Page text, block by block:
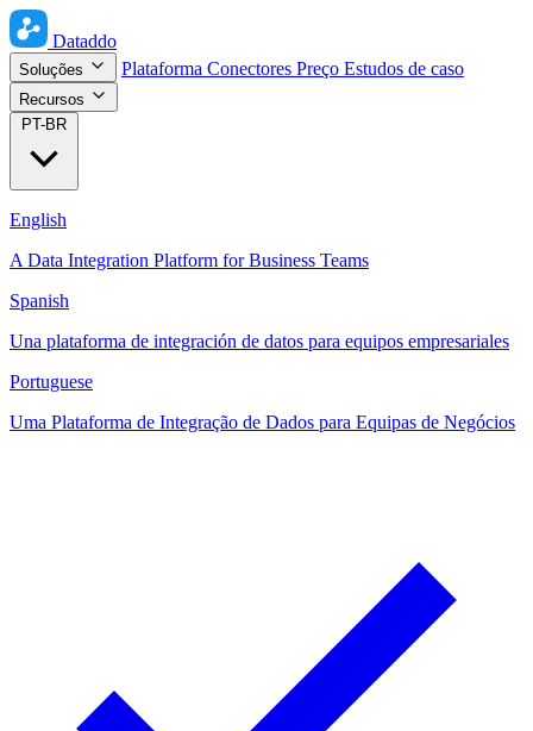
Dataddo
Soluções Plataforma Conectores Preço Estudos de caso
Recursos
PT-BR
English
A Data Integration Platform for Business Teams
Spanish
Una plataforma de integración de datos para equipos empresariales
Portuguese
Uma Plataforma de Integração de Dados para Equipas de Negócios